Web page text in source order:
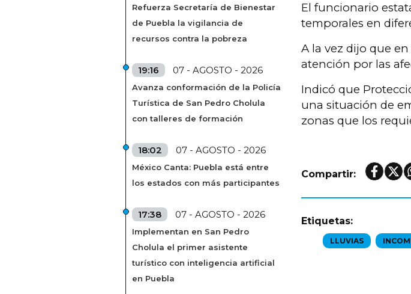
Refuerza Secretaría de Bienestar
de Puebla la vigilancia de
recursos contra la pobreza
19:16 07 - AGOSTO - 2026
Avanza conformación de la Policía
Turística de San Pedro Cholula
con talleres de formación
18:02 07 - AGOSTO - 2026
México Canta: Puebla está entre
los estados con más participantes
17:38 07 - AGOSTO - 2026
Implementan en San Pedro
Cholula el primer asistente
turístico con inteligencia artificial
en Puebla
El funcionario
temporales en
A la vez dijo que
atención por las
Indicó que
una situación de
zonas que los
Compartir:
Etiquetas:
LLUVIAS